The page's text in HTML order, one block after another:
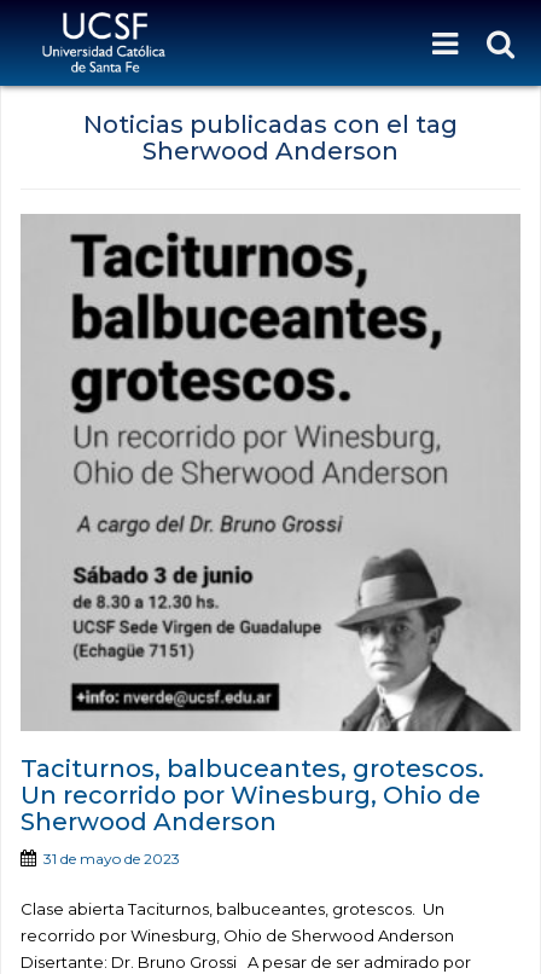
Noticias publicadas con el tag
Sherwood Anderson
Taciturnos, balbuceantes, grotescos.
Un recorrido por Winesburg, Ohio de
Sherwood Anderson
31 de mayo de 2023
Clase abierta Taciturnos, balbuceantes, grotescos. Un
recorrido por Winesburg, Ohio de Sherwood Anderson
Disertante: Dr. Bruno Grossi A pesar de ser admirado por